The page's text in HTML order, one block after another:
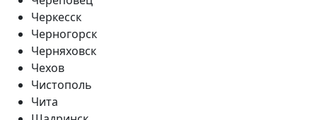
Черкесск
Черногорск
Черняховск
Чехов
Чистополь
Чита